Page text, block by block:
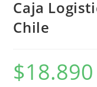
Caja
Chile
$18.890